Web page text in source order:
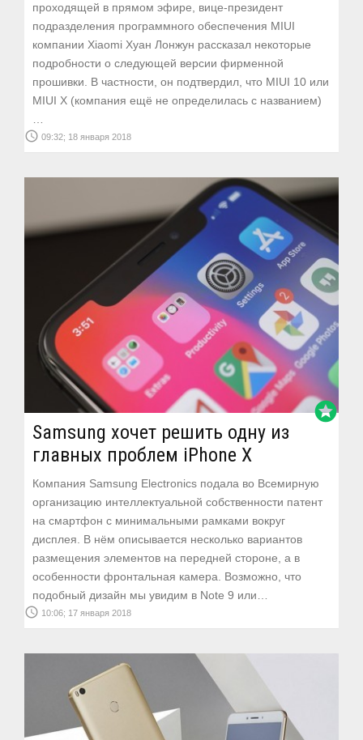
проходящей в прямом эфире, вице-президент
подразделения программного обеспечения MIUI
компании Xiaomi Хуан Лонжун рассказал некоторые
подробности о следующей версии фирменной
прошивки. В частности, он подтвердил, что MIUI 10 или
MIUI X (компания ещё не определилась с названием)
access_time 09:32; 18 января 2018
Samsung хочет решить одну из
главных проблем iPhone X
stars
Компания Samsung Electronics подала во Всемирную
организацию интеллектуальной собственности патент
на смартфон с минимальными рамками вокруг
дисплея. В нём описывается несколько вариантов
размещения элементов на передней стороне, а в
особенности фронтальная камера. Возможно, что
подобный дизайн мы увидим в Note 9 или…
access_time 10:06; 17 января 2018